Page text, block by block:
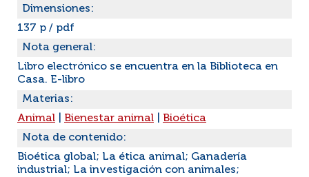
Dimensiones:
137 p / pdf
Nota general:
Libro electrónico se encuentra en la Biblioteca en
Casa. E-libro
Materias:
Animal
Bienestar animal
Bioética
Nota de contenido:
Bioética global; La ética animal; Ganadería
industrial; La investigación con animales;